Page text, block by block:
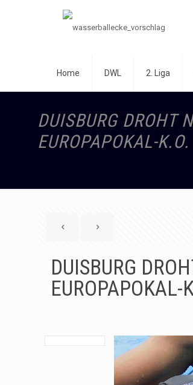
Home DWL 2. Liga
DUISBURG DROHT
EUROPAPOKAL-K.O.
DUISBURG
EUROPAPOKAL-